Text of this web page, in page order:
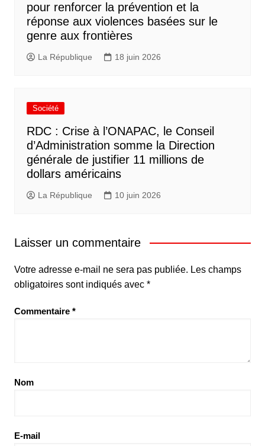
pour renforcer la prévention et la
réponse aux violences basées sur le
genre aux frontières
La République 18 juin 2026
Société
RDC : Crise à l’ONAPAC, le Conseil
d’Administration somme la Direction
générale de justifier 11 millions de
dollars américains
La République 10 juin 2026
Laisser un commentaire
Votre adresse e-mail ne sera pas publiée. Les champs
obligatoires sont indiqués avec *
Commentaire *
Nom
E-mail